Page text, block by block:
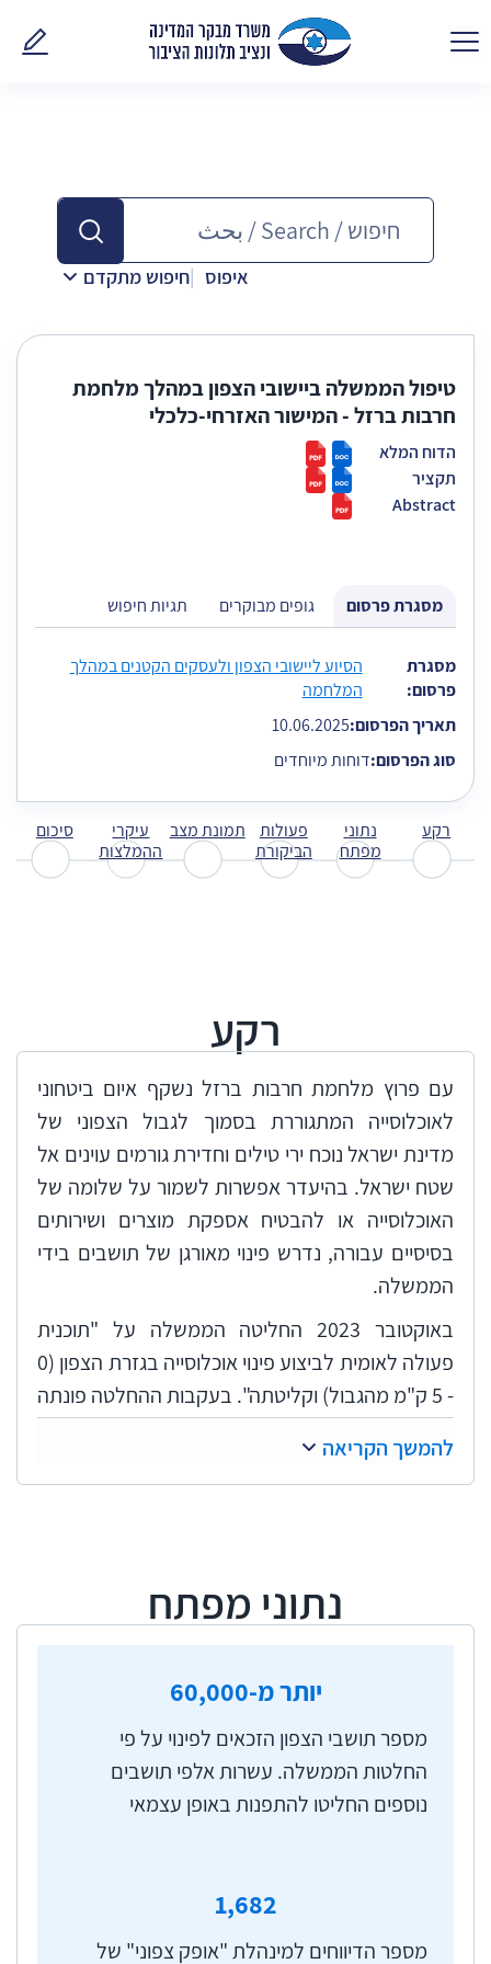
פנו
איפוס חיפוש מתקדם
טיפול הממשלה ביישובי הצפון במהלך מלחמת
חרבות ברזל - המישור האזרחי-כלכלי
הדוח המלא
תקציר
Abstract
מסגרת פרסום גופים מבוקרים תגיות חיפוש
הגעת לתוכן כרטיסייה על מנת להמשיך בנייוט דלג עם החיצים למטה
מסגרת
פרסום:
הסיוע ליישובי הצפון ולעסקים הקטנים במהלך
המלחמה
תאריך הפרסום:10.06.2025
סוג הפרסום:דוחות מיוחדים
רקע
נתוני
מפתח
פעולות
הביקורת
תמונת מצב
עיקרי
ההמלצות
סיכום
רקע
עם פרוץ מלחמת חרבות ברזל נשקף איום ביטחוני
לאוכלוסייה המתגוררת בסמוך לגבול הצפוני של
מדינת ישראל נוכח ירי טילים וחדירת גורמים עוינים אל
שטח ישראל. בהיעדר אפשרות לשמור על שלומה של
האוכלוסייה או להבטיח אספקת מוצרים ושירותים
בסיסיים עבורה, נדרש פינוי מאורגן של תושבים בידי
הממשלה.
באוקטובר 2023 החליטה הממשלה על "תוכנית
פעולה לאומית לביצוע פינוי אוכלוסייה בגזרת הצפון (0
- 5 ק"מ מהגבול) וקליטתה". בעקבות ההחלטה פונתה
בפועל אוכלוסייה מ-43 יישובים בצפון, השוכנים
כמה פעמים את משך הפינוי, ונכון לתחילת יולי 2024
קבלת מענק אכלוס. קהילות אלה פוצלו בין עשרות
יישובים ברחבי הארץ. נוסף על כך, בשל תחושת
סבירה, החליטו חלק מתושבי אזור הצפון להתפנות
באופן עצמאי, אף שלא נכללו בתוכנית הפינוי
הממשלתית. מספרם של תושבים אלה נאמד בכמה
עשרות אלפים. עם התרחבות המלחמה היו נתונים
תחת אש מאות אלפי תושבים בעשרות יישובים
להמשך הקריאה
נתוני מפתח
יותר מ-60,000
מספר תושבי הצפון הזכאים לפינוי על פי
החלטות הממשלה. עשרות אלפי תושבים
נוספים החליטו להתפנות באופן עצמאי
1,682
מספר הדיווחים למינהלת "אופק צפוני" של